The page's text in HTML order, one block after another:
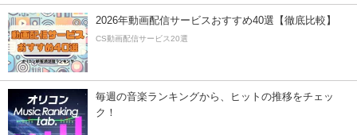
2026年動画配信サービスおすすめ40選【徹底比較】
CS動画配信サービス20選
毎週の音楽ランキングから、ヒットの推移をチェッ
ク！